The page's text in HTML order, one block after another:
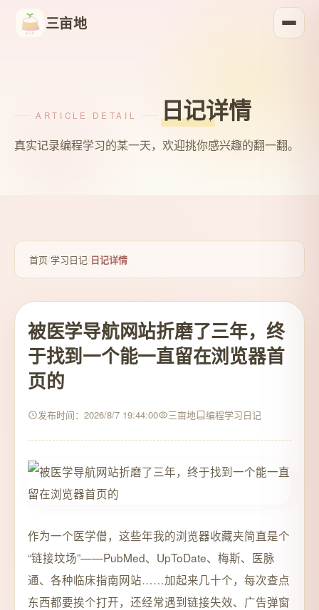
三亩地
ARTICLE DETAIL 日记详情
真实记录编程学习的某一天，欢迎挑你感兴趣的翻一翻。
首页/学习日记/日记详情
被医学导航网站折磨了三年，终
于找到一个能一直留在浏览器首
页的
发布时间：2026/8/7 19:44:00 三亩地 编程学习日记
作为一个医学僧，这些年我的浏览器收藏夹简直是个
“链接坟场”——PubMed、UpToDate、梅斯、医脉
通、各种临床指南网站……加起来几十个，每次查点
东西都要挨个打开，还经常遇到链接失效、广告弹窗